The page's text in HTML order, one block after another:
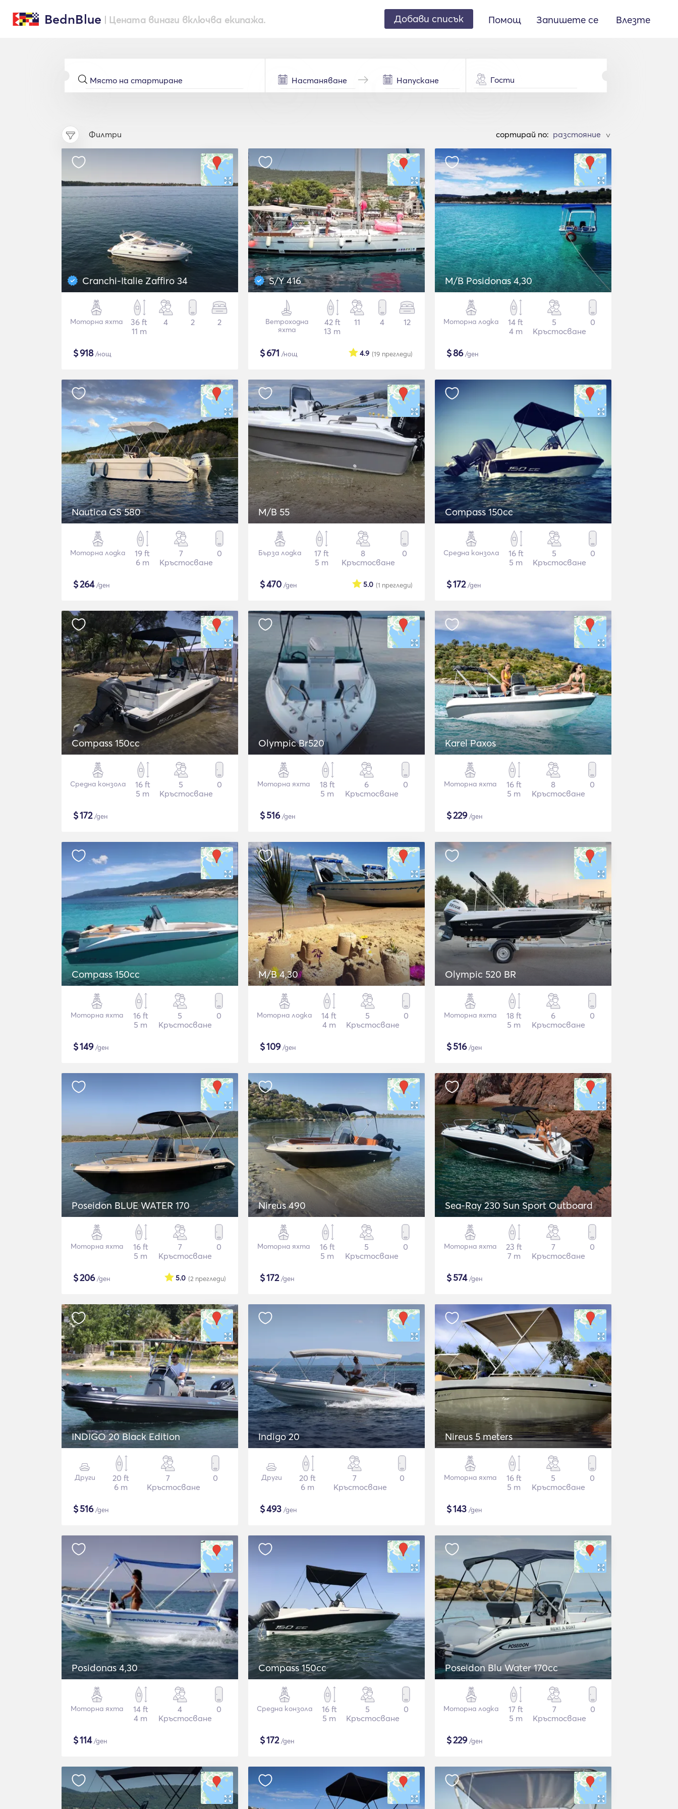
BednBlue | Цената винаги включва екипажа. Добави списък Помощ Запишете се Влезте
Гости
Филтри cортирай по: >
Cranchi-Italie Zaffiro 34
Моторна яхта
36 ft
11 m
4 2 2
$918/нощ
S/Y 416
Ветроходна
яхта
42 ft
13 m
11 4 12
$671 /нощ (19 прегледи)
4.9
M/B Posidonas 4,30
Моторна лодка
14 ft
4 m
5
Кръстосване
0
$86/ден
Nautica GS 580
Моторна лодка
19 ft
6 m
7
Кръстосване
0
$264/ден
M/B 55
Бърза лодка
17 ft
5 m
8
Кръстосване
0
$470 /ден (1 прегледи)
5.0
Compass 150cc
Средна конзола
16 ft
5 m
5
Кръстосване
0
$172/ден
Compass 150cc
Средна конзола
16 ft
5 m
5
Кръстосване
0
$172/ден
Olympic Br520
Моторна яхта
18 ft
5 m
6
Кръстосване
0
$516/ден
Karel Paxos
Моторна яхта
16 ft
5 m
8
Кръстосване
0
$229/ден
Compass 150cc
Моторна яхта
16 ft
5 m
5
Кръстосване
0
$149/ден
M/B 4,30
Моторна лодка
14 ft
4 m
5
Кръстосване
0
$109/ден
Olympic 520 BR
Моторна яхта
18 ft
5 m
6
Кръстосване
0
$516/ден
Poseidon BLUE WATER 170
Моторна яхта
16 ft
5 m
7
Кръстосване
0
$206/ден (2 прегледи)
5.0
Nireus 490
Моторна яхта
16 ft
5 m
5
Кръстосване
0
$172/ден
Sea-Ray 230 Sun Sport Outboard
Моторна яхта
23 ft
7 m
7
Кръстосване
0
$574/ден
INDIGO 20 Black Edition
Други
20 ft
6 m
7
Кръстосване
0
$516/ден
Indigo 20
Други
20 ft
6 m
7
Кръстосване
0
$493 /ден
Nireus 5 meters
Моторна яхта
16 ft
5 m
5
Кръстосване
0
$143 /ден
Posidonas 4,30
Моторна яхта
14 ft
4 m
4
Кръстосване
0
$114/ден
Compass 150cc
Средна конзола
16 ft
5 m
5
Кръстосване
0
$172/ден
Poseidon Blu Water 170cc
Моторна лодка
17 ft
5 m
7
Кръстосване
0
$229/ден